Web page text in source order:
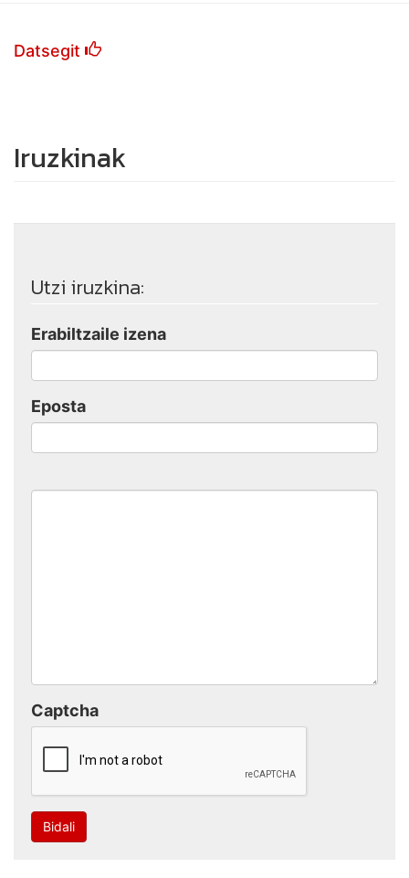
Datsegit
Iruzkinak
Utzi iruzkina:
Erabiltzaile izena
Eposta
Captcha
Bidali